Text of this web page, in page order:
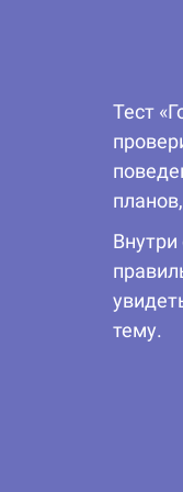
Тест
тему.